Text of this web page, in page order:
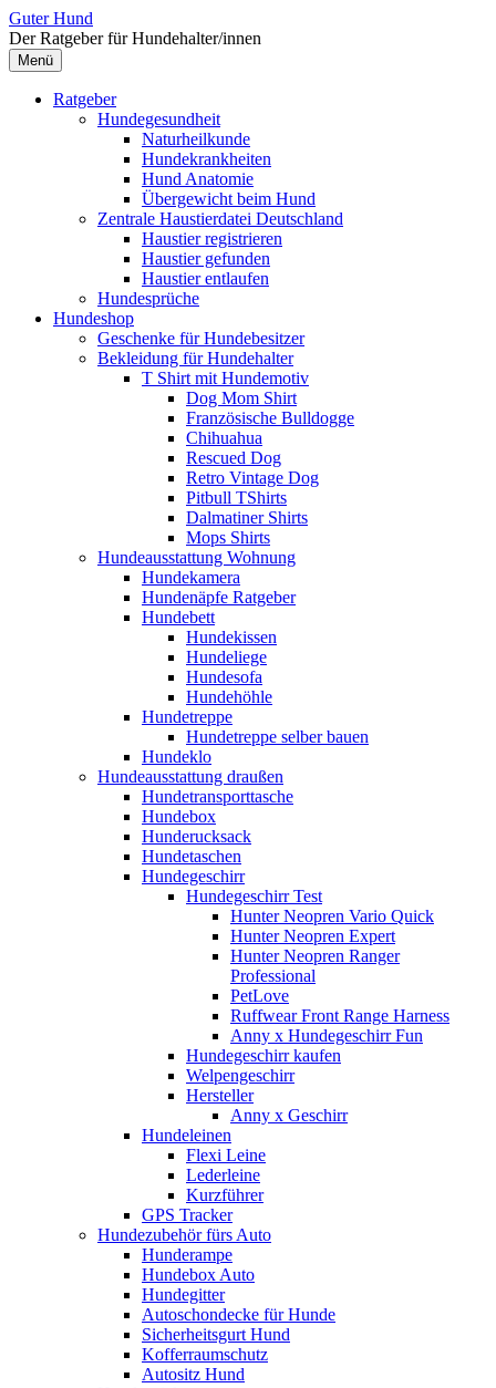
Zum
Inhalt
überspringen
Guter Hund
Der Ratgeber für Hundehalter/innen
Menü
Ratgeber
Hundegesundheit
Naturheilkunde
Hundekrankheiten
Hund Anatomie
Übergewicht beim Hund
Zentrale Haustierdatei Deutschland
Haustier registrieren
Haustier gefunden
Haustier entlaufen
Hundesprüche
Hundeshop
Geschenke für Hundebesitzer
Bekleidung für Hundehalter
T Shirt mit Hundemotiv
Dog Mom Shirt
Französische Bulldogge
Chihuahua
Rescued Dog
Retro Vintage Dog
Pitbull TShirts
Dalmatiner Shirts
Mops Shirts
Hundeausstattung Wohnung
Hundekamera
Hundenäpfe Ratgeber
Hundebett
Hundekissen
Hundeliege
Hundesofa
Hundehöhle
Hundetreppe
Hundetreppe selber bauen
Hundeklo
Hundeausstattung draußen
Hundetransporttasche
Hundebox
Hunderucksack
Hundetaschen
Hundegeschirr
Hundegeschirr Test
Hunter Neopren Vario Quick
Hunter Neopren Expert
Hunter Neopren Ranger
Professional
PetLove
Ruffwear Front Range Harness
Anny x Hundegeschirr Fun
Hundegeschirr kaufen
Welpengeschirr
Hersteller
Anny x Geschirr
Hundeleinen
Flexi Leine
Lederleine
Kurzführer
GPS Tracker
Hundezubehör fürs Auto
Hunderampe
Hundebox Auto
Hundegitter
Autoschondecke für Hunde
Sicherheitsgurt Hund
Kofferraumschutz
Autositz Hund